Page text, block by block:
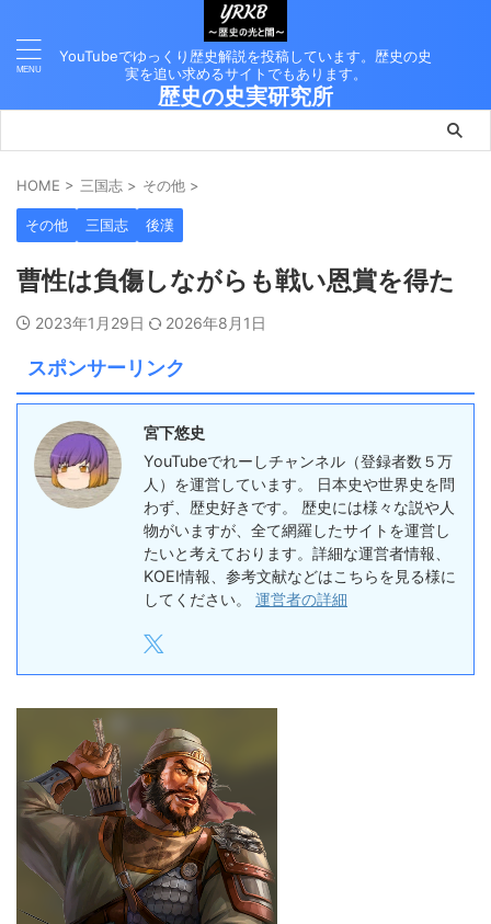
YouTubeでゆっくり歴史解説を投稿しています。歴史の史
実を追い求めるサイトでもあります。
歴史の史実研究所
HOME > 三国志 > その他 >
その他 三国志 後漢
曹性は負傷しながらも戦い恩賞を得た
2023年1月29日 2026年8月1日
スポンサーリンク
宮下悠史
YouTubeでれーしチャンネル（登録者数５万
人）を運営しています。 日本史や世界史を問
わず、歴史好きです。 歴史には様々な説や人
物がいますが、全て網羅したサイトを運営し
たいと考えております。詳細な運営者情報、
KOEI情報、参考文献などはこちらを見る様に
してください。 運営者の詳細